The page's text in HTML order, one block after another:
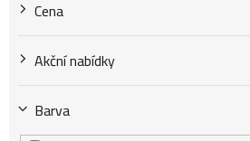
u
k
Cena
Akční nabídky
Barva